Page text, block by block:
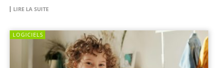
LIRE LA SUITE
LOGICIELS